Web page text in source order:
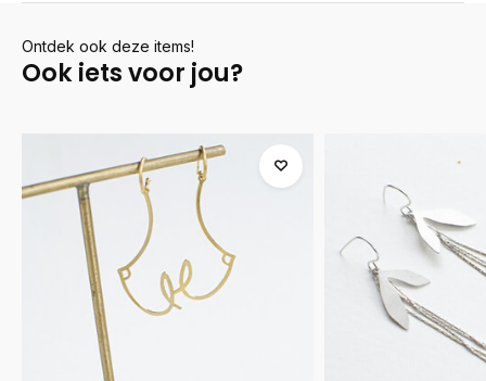
Ontdek ook deze items!
Ook iets voor jou?